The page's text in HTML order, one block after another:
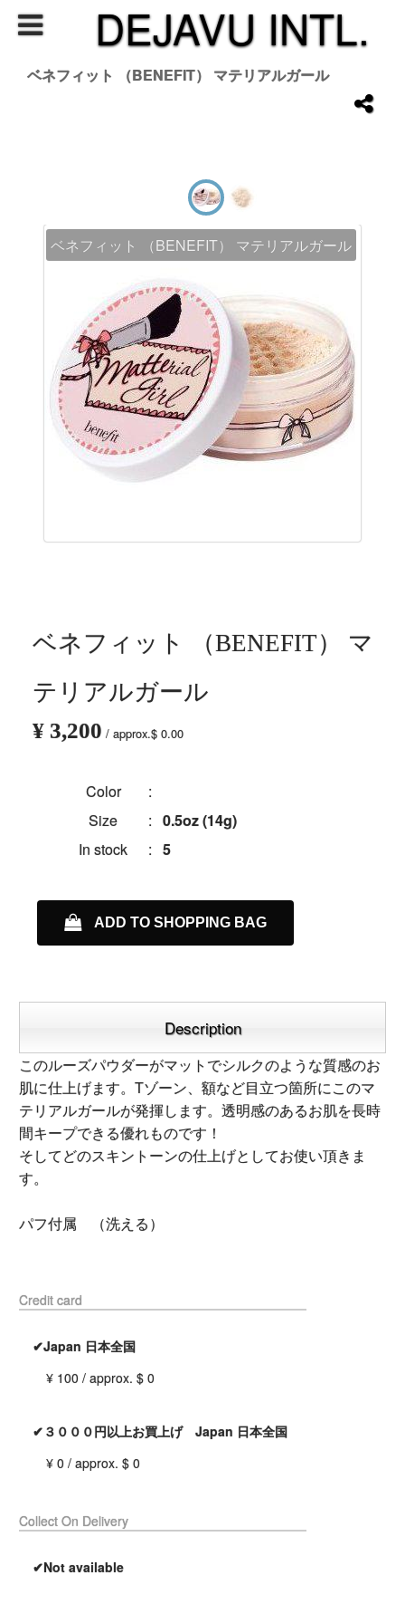
DEJAVU INTL.
ベネフィット （BENEFIT） マテリアルガール
ベネフィット （BENEFIT） マテリアルガール
ベネフィット （BENEFIT） マ
テリアルガール
¥ 3,200 / approx.$ 0.00
Color
:
Size
: 0.5oz (14g)
In stock
: 5
ADD TO SHOPPING BAG
Description
このルーズパウダーがマットでシルクのような質感のお
肌に仕上げます。Tゾーン、額など目立つ箇所にこのマ
テリアルガールが発揮します。透明感のあるお肌を長時
間キープできる優れものです！
そしてどのスキントーンの仕上げとしてお使い頂きま
す。
パフ付属 （洗える）
Credit card
✔Japan 日本全国
¥ 100 / approx. $ 0
✔３０００円以上お買上げ Japan 日本全国
¥ 0 / approx. $ 0
Collect On Delivery
✔Not available